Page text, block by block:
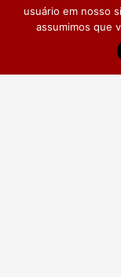
usuário em nosso
assumimos que